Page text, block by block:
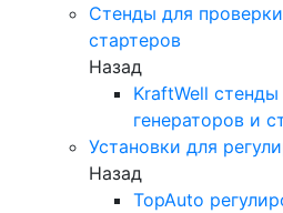
Стенды для
стартеров
Назад
KraftWell
генераторов и
Установки для
Назад
TopAuto